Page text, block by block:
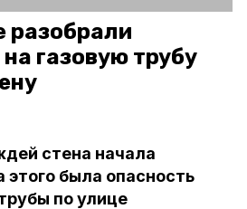
разобрали
газовую трубу
стена начала
этого была опасность
по улице